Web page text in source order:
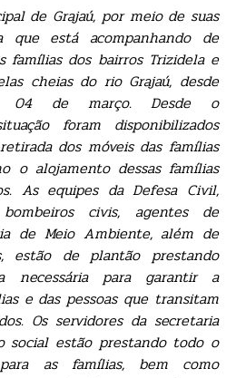
de Grajaú, por meio de suas
que está acompanhando de
famílias dos bairros Trizidela e
cheias do rio Grajaú, desde
04 de março. Desde o
foram disponibilizados
dos móveis das famílias
o alojamento dessas famílias
As equipes da Defesa Civil,
bombeiros civis, agentes de
de Meio Ambiente, além de
estão de plantão prestando
necessária para garantir a
e das pessoas que transitam
Os servidores da secretaria
social estão prestando todo o
as famílias, bem como